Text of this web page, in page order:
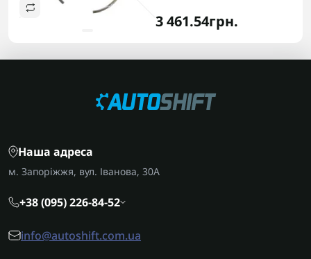
3 461.54грн.
Наша адреса
м. Запоріжжя, вул. Іванова, 30А
+38 (095) 226-84-52
info@autoshift.com.ua